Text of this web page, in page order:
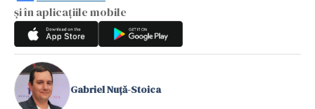
și în aplicațiile mobile
Gabriel Nuță-Stoica